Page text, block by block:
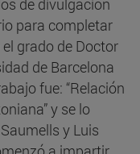
de divulgación
para completar
grado de Doctor
de Barcelona
fue: “Relación
y se lo
y Luis